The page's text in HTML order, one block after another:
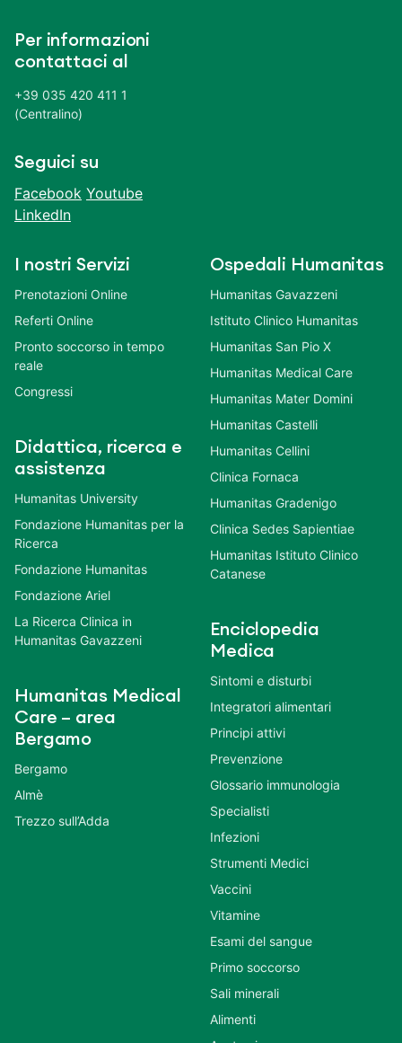
Per informazioni
contattaci al
+39 035 420 411 1
(Centralino)
Seguici su
Facebook Youtube
LinkedIn
I nostri Servizi
Prenotazioni Online
Referti Online
Pronto soccorso in tempo
reale
Congressi
Didattica, ricerca e
assistenza
Humanitas University
Fondazione Humanitas per la
Ricerca
Fondazione Humanitas
Fondazione Ariel
La Ricerca Clinica in
Humanitas Gavazzeni
Humanitas Medical
Care – area
Bergamo
Bergamo
Almè
Trezzo sull’Adda
Ospedali Humanitas
Humanitas Gavazzeni
Istituto Clinico Humanitas
Humanitas San Pio X
Humanitas Medical Care
Humanitas Mater Domini
Humanitas Castelli
Humanitas Cellini
Clinica Fornaca
Humanitas Gradenigo
Clinica Sedes Sapientiae
Humanitas Istituto Clinico
Catanese
Enciclopedia
Medica
Sintomi e disturbi
Integratori alimentari
Principi attivi
Prevenzione
Glossario immunologia
Specialisti
Infezioni
Strumenti Medici
Vaccini
Vitamine
Esami del sangue
Primo soccorso
Sali minerali
Alimenti